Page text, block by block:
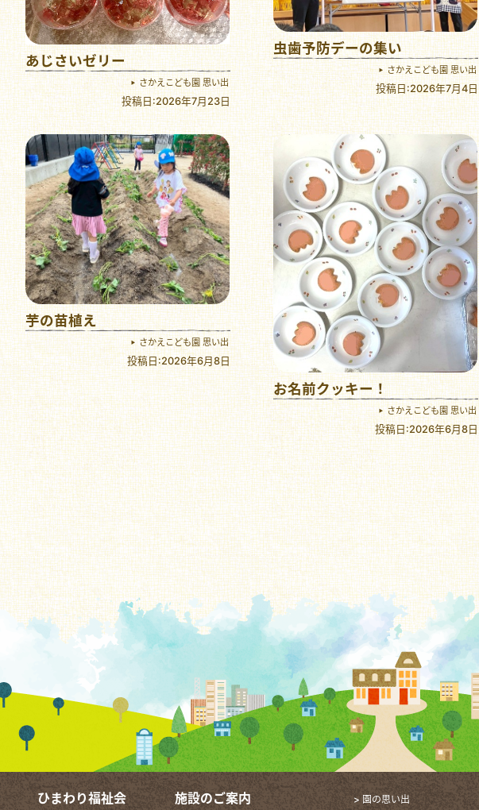
あじさいゼリー
さかえこども園 思い出
投稿日:2026年7月23日
虫歯予防デーの集い
さかえこども園 思い出
投稿日:2026年7月4日
芋の苗植え
さかえこども園 思い出
投稿日:2026年6月8日
お名前クッキー！
さかえこども園 思い出
投稿日:2026年6月8日
ひまわり福祉会 施設のご案内 > 園の思い出